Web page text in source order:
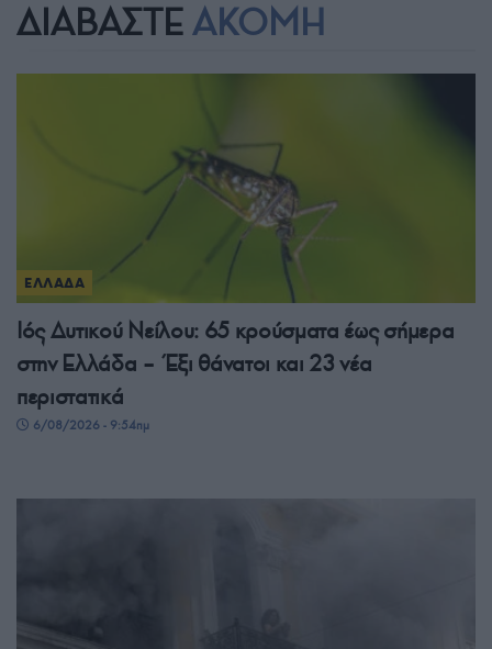
ΔΙΑΒΑΣΤΕ ΑΚΟΜΗ
ΕΛΛΑΔΑ
Ιός Δυτικού Νείλου: 65 κρούσματα έως σήμερα
στην Ελλάδα – Έξι θάνατοι και 23 νέα
περιστατικά
6/08/2026 - 9:54πμ